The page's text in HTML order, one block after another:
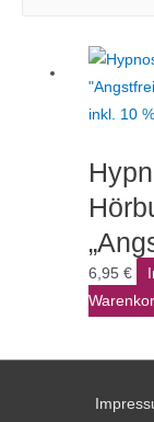
inkl. 10
6,95€